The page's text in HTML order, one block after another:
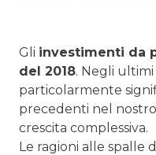
Gli investimenti da
del 2018. Negli ultimi
particolarmente
precedenti nel
crescita complessiva.
Le ragioni alle spalle